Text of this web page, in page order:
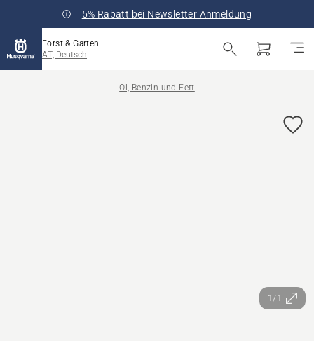
5% Rabatt bei Newsletter Anmeldung
Forst & Garten
AT, Deutsch
Öl, Benzin und Fett
1/1